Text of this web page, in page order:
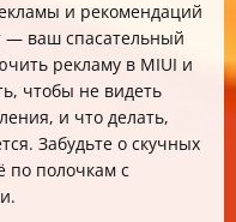
блокировки и
появляется
и китайская
UI Global
рекламы
и рекомендаций
— ваш спасательный
рекламу в MIUI и
чтобы не видеть
и что делать,
Забудьте о скучных
по полочкам с